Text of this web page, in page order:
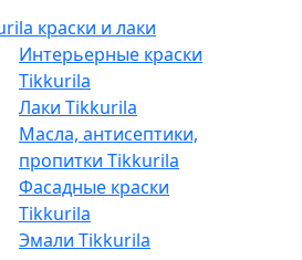
краски и лаки
Интерьерные краски
Tikkurila
Лаки Tikkurila
Масла, антисептики,
пропитки Tikkurila
Фасадные краски
Tikkurila
Эмали Tikkurila